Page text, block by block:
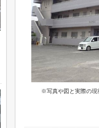
※写真や図と実際の現